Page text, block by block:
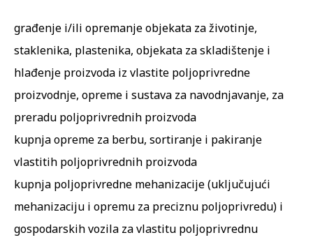
građenje i/ili opremanje objekata za životinje,
staklenika, plastenika, objekata za skladištenje i
hlađenje proizvoda iz vlastite poljoprivredne
proizvodnje, opreme i sustava za navodnjavanje, za
preradu poljoprivrednih proizvoda
kupnja opreme za berbu, sortiranje i pakiranje
vlastitih poljoprivrednih proizvoda
kupnja poljoprivredne mehanizacije (uključujući
mehanizaciju i opremu za preciznu poljoprivredu) i
gospodarskih vozila za vlastitu poljoprivrednu